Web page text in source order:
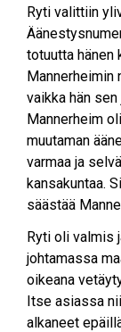
Ryti valittiin
totuutta hänen
Mannerheimin
vaikka hän
Mannerheim
muutaman
varmaa ja
kansakuntaa.
säästää
Ryti oli valmis
johtamassa
oikeana
Itse asiassa
alkaneet